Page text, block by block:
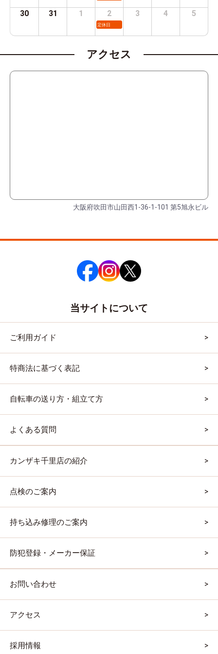
30 31 1 2
定休日
3 4 5
アクセス
大阪府吹田市山田西1-36-1-101 第5旭永ビル
当サイトについて
ご利用ガイド
特商法に基づく表記
自転車の送り方・組立て方
よくある質問
カンザキ千里店の紹介
点検のご案内
持ち込み修理のご案内
防犯登録・メーカー保証
お問い合わせ
アクセス
採用情報